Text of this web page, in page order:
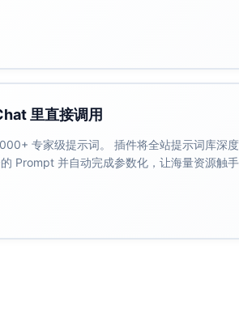
里直接调用
专家级提示词。 插件将全站提示词库深
Prompt 并自动完成参数化，让海量资源触